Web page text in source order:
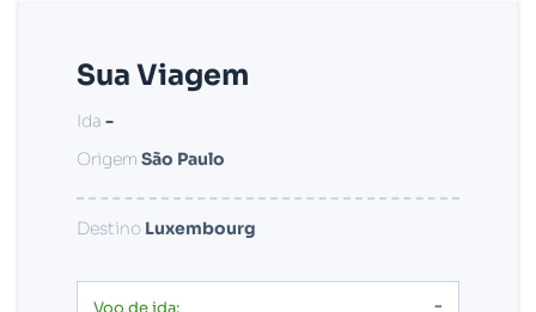
Sua Viagem
Ida -
Origem São Paulo
Destino Luxembourg
Voo de ida: -